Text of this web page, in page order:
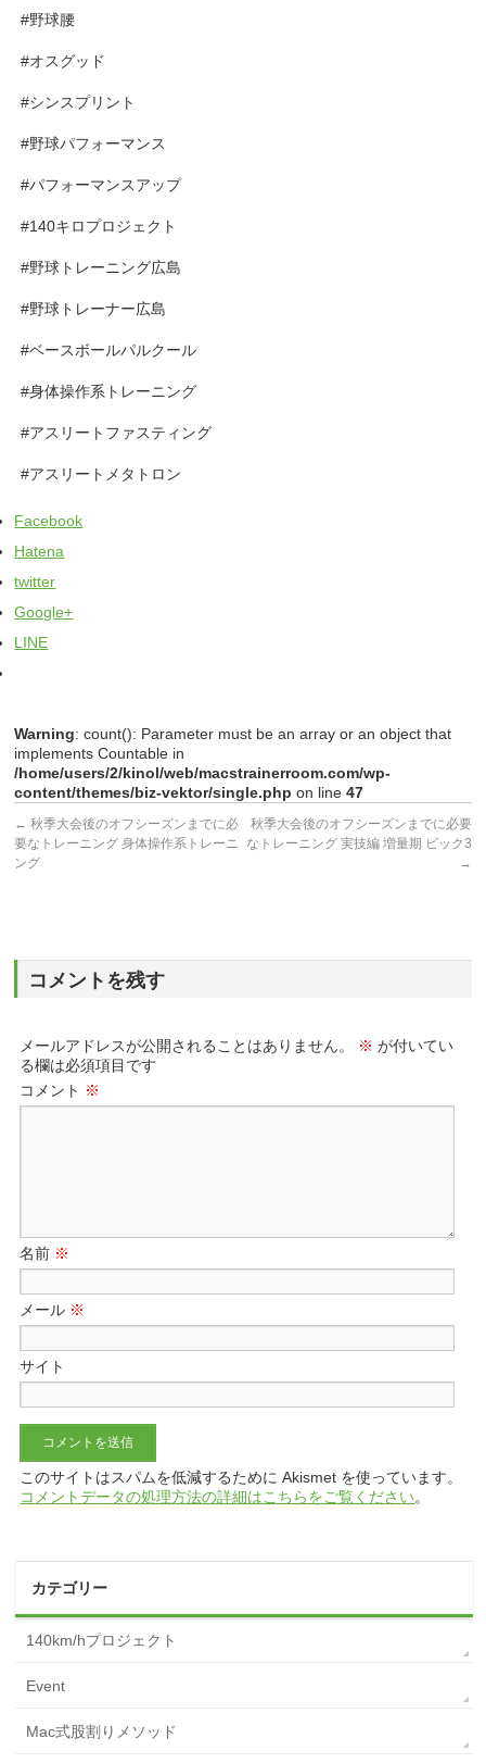
#野球腰
#オスグッド
#シンスプリント
#野球パフォーマンス
#パフォーマンスアップ
#140キロプロジェクト
#野球トレーニング広島
#野球トレーナー広島
#ベースボールパルクール
#身体操作系トレーニング
#アスリートファスティング
#アスリートメタトロン
Facebook
Hatena
twitter
Google+
LINE
Warning: count(): Parameter must be an array or an object that
implements Countable in
/home/users/2/kinol/web/macstrainerroom.com/wp-
content/themes/biz-vektor/single.php on line47
← 秋季大会後のオフシーズンまでに必
要なトレーニング 身体操作系トレーニ
ング
秋季大会後のオフシーズンまでに必要
なトレーニング 実技編 増量期 ビック3
→
コメントを残す
メールアドレスが公開されることはありません。 ※ が付いてい
る欄は必須項目です
コメント ※
名前 ※
メール ※
サイト
このサイトはスパムを低減するために Akismet を使っています。
コメントデータの処理方法の詳細はこちらをご覧ください。
カテゴリー
140km/hプロジェクト
Event
Mac式股割りメソッド